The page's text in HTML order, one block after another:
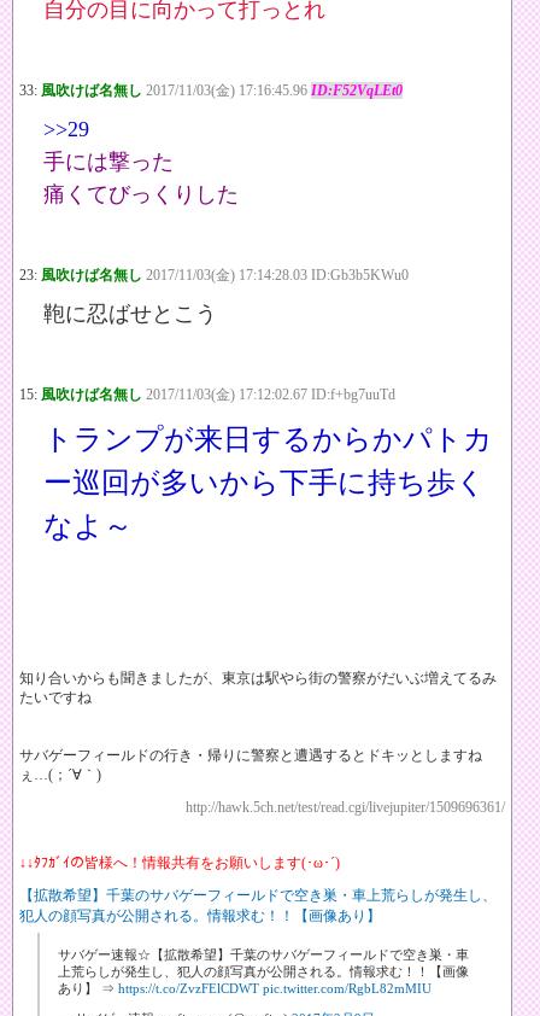
自分の目に向かって打っとれ
33: 風吹けば名無し 2017/11/03(金) 17:16:45.96 ID:F52VqLEt0
>>29
手には撃った
痛くてびっくりした
23: 風吹けば名無し 2017/11/03(金) 17:14:28.03 ID:Gb3b5KWu0
鞄に忍ばせとこう
15: 風吹けば名無し 2017/11/03(金) 17:12:02.67 ID:f+bg7uuTd
トランプが来日するからかパトカ
ー巡回が多いから下手に持ち歩く
なよ～
知り合いからも聞きましたが、東京は駅やら街の警察がだいぶ増えてるみ
たいですね
サバゲーフィールドの行き・帰りに警察と遭遇するとドキッとしますね
ぇ…(；´∀｀)
http://hawk.5ch.net/test/read.cgi/livejupiter/1509696361/
↓↓ﾀﾌｶﾞｲの皆様へ！情報共有をお願いします(･ω･´)
【拡散希望】千葉のサバゲーフィールドで空き巣・車上荒らしが発生し、
犯人の顔写真が公開される。情報求む！！【画像あり】
サバゲー速報☆【拡散希望】千葉のサバゲーフィールドで空き巣・車
上荒らしが発生し、犯人の顔写真が公開される。情報求む！！【画像
あり】 ⇒ https://t.co/ZvzFElCDWT pic.twitter.com/RgbL82mMIU